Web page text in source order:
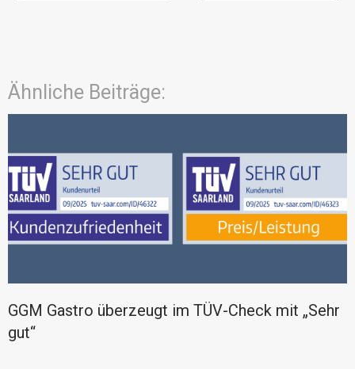
Ähnliche Beiträge:
GGM Gastro überzeugt im TÜV-Check mit „Sehr
gut“